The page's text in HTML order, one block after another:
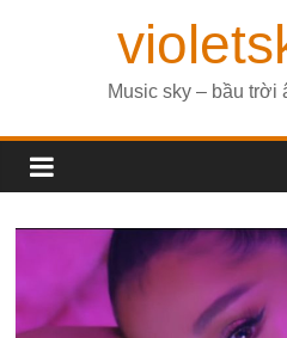
Music sky – bầu trời